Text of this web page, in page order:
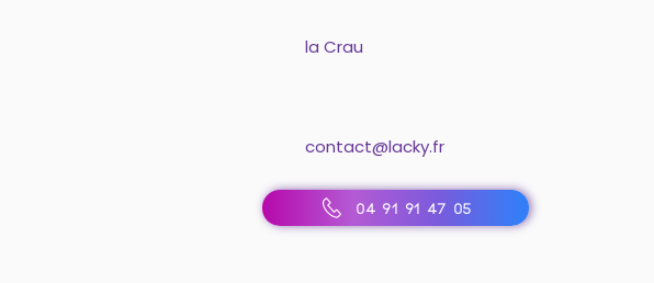
la Crau
contact@lacky.fr
04 91 91 47 05